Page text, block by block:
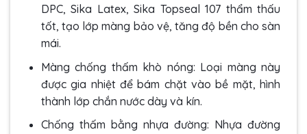
DPC, Sika Latex, Sika Topseal 107 thẩm thấu
tốt, tạo lớp màng bảo vệ, tăng độ bền cho sàn
mái.
Màng chống thấm khò nóng: Loại màng này
được gia nhiệt để bám chặt vào bề mặt, hình
thành lớp chắn nước dày và kín.
Chống thấm bằng nhựa đường: Nhựa đường